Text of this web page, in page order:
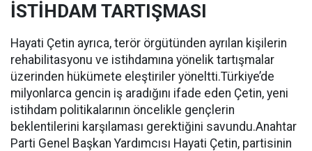
İSTİHDAM TARTIŞMASI
Hayati Çetin ayrıca, terör örgütünden ayrılan kişilerin
rehabilitasyonu ve istihdamına yönelik tartışmalar
üzerinden hükümete eleştiriler yöneltti.Türkiye’de
milyonlarca gencin iş aradığını ifade eden Çetin, yeni
istihdam politikalarının öncelikle gençlerin
beklentilerini karşılaması gerektiğini savundu.Anahtar
Parti Genel Başkan Yardımcısı Hayati Çetin, partisinin